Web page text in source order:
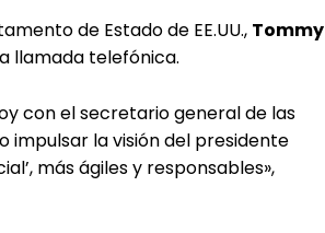
de Estado de EE.UU., Tommy
llamada telefónica.
con el secretario general de las
impulsar la visión del presidente
más ágiles y responsables»,